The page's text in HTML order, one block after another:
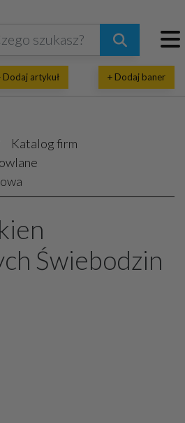
Dodaj artykuł + Dodaj baner
Katalog firm
Świebodzin